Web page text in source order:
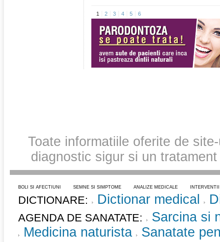
1 2 3 4 5 6
Toate informatiile oferite de
diagnostic sigur si un
BOLI SI AFECTIUNI SEMNE SI SIMPTOME ANALIZE MEDICALE
DICTIONARE: Dictionar medical
AGENDA DE SANATATE:
Sarcina si
Medicina naturista
Sanatate